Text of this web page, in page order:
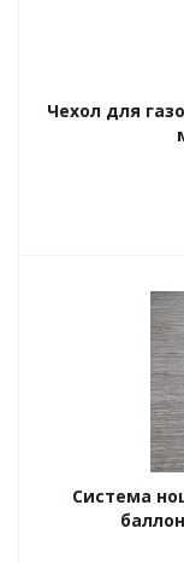
Чехол для
Система